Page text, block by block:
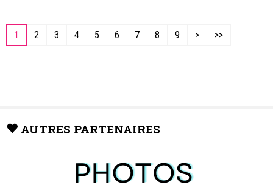
1 2 3 4 5 6 7 8 9 > >>
AUTRES PARTENAIRES